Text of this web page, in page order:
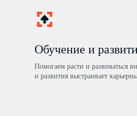
Обучение и
Помогаем расти и развиваться
и развития выстраивает